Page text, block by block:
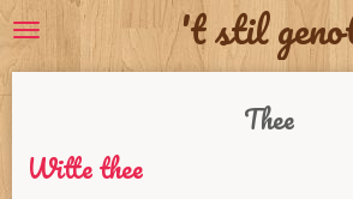
Ga
't stil
Thee
Witte thee